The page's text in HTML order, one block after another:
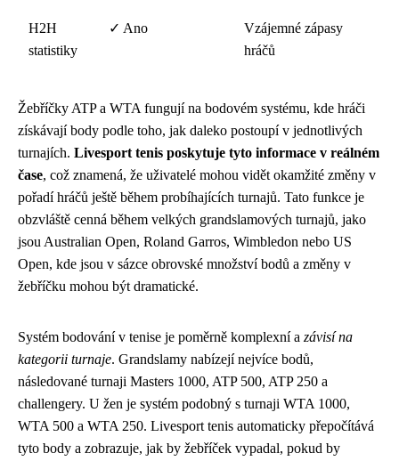
H2H
statistiky
✓ Ano
Vzájemné zápasy
hráčů
Žebříčky ATP a WTA fungují na bodovém systému, kde hráči
získávají body podle toho, jak daleko postoupí v jednotlivých
turnajích. Livesport tenis poskytuje tyto informace v reálném
čase, což znamená, že uživatelé mohou vidět okamžité změny v
pořadí hráčů ještě během probíhajících turnajů. Tato funkce je
obzvláště cenná během velkých grandslamových turnajů, jako
jsou Australian Open, Roland Garros, Wimbledon nebo US
Open, kde jsou v sázce obrovské množství bodů a změny v
žebříčku mohou být dramatické.
Systém bodování v tenise je poměrně komplexní a závisí na
kategorii turnaje. Grandslamy nabízejí nejvíce bodů,
následované turnaji Masters 1000, ATP 500, ATP 250 a
challengery. U žen je systém podobný s turnaji WTA 1000,
WTA 500 a WTA 250. Livesport tenis automaticky přepočítává
tyto body a zobrazuje, jak by žebříček vypadal, pokud by